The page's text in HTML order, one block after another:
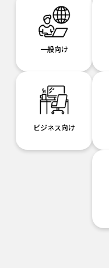
一般向け
ビジネス向け